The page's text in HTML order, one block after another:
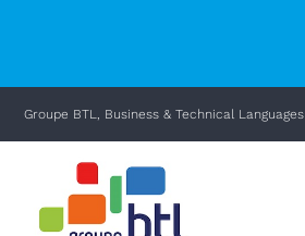
Groupe BTL, Business & Technical